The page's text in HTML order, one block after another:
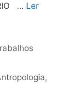
… Ler
,